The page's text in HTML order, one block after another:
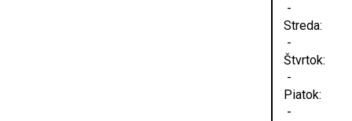
-
Streda:
-
Štvrtok:
-
Piatok:
-